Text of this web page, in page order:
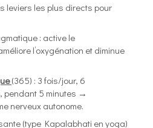
leviers les plus directs pour
: active le
l’oxygénation et diminue
(365) : 3 fois/jour, 6
pendant 5 minutes →
nerveux autonome.
(type Kapalabhati en yoga)